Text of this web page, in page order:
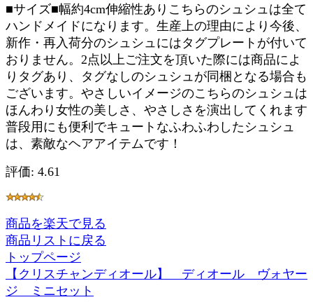
■サイズ■幅約4cm伸縮性ありこちらのシュシュは全て
ハンドメイドになります。生産上の理由により今後、
新作・再入荷分のシュシュにはタグプレートが付いて
おりません。2点以上ご注文を頂いた際には商品によ
りタグあり、タグなしのシュシュが同梱となる場合も
ございます。やさしいイメージのこちらのシュシュは
ほんわり女性の美しさ、やさしさを演出してくれます
普段用にも便利でキュートなふわふわしたシュシュ
は、素敵なヘアアイテムです！
評価: 4.61
商品を楽天で見る
商品リストに戻る
トップページ
【クリスチャンディオール】 ディオール ヴォヤー
ジ ミニセット